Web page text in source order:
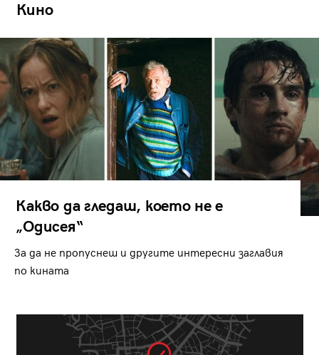
Кино
Какво да гледаш, което не е
„Одисея“
За да не пропуснеш и другите интересни заглавия
по кината